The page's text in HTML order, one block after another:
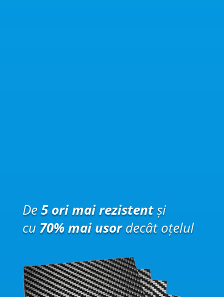
De5 ori mai rezistentși
cu 70% mai usordecât oțelul